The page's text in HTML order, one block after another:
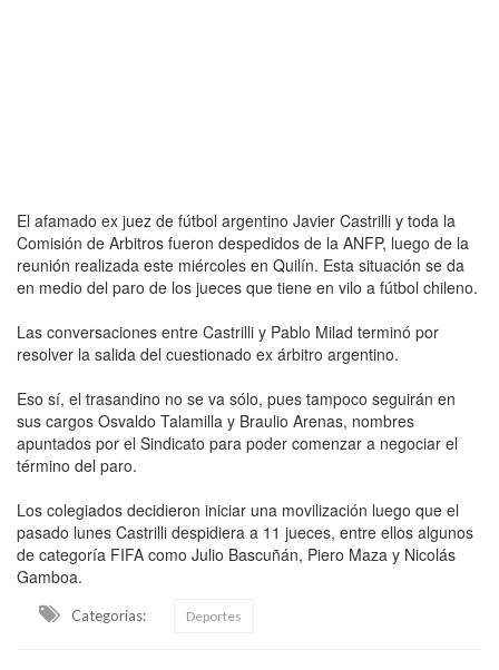
El afamado ex juez de fútbol argentino Javier Castrilli y toda la
Comisión de Arbitros fueron despedidos de la ANFP, luego de la
reunión realizada este miércoles en Quilín. Esta situación se da
en medio del paro de los jueces que tiene en vilo a fútbol chileno.
Las conversaciones entre Castrilli y Pablo Milad terminó por
resolver la salida del cuestionado ex árbitro argentino.
Eso sí, el trasandino no se va sólo, pues tampoco seguirán en
sus cargos Osvaldo Talamilla y Braulio Arenas, nombres
apuntados por el Sindicato para poder comenzar a negociar el
término del paro.
Los colegiados decidieron iniciar una movilización luego que el
pasado lunes Castrilli despidiera a 11 jueces, entre ellos algunos
de categoría FIFA como Julio Bascuñán, Piero Maza y Nicolás
Gamboa.
Categorias: Deportes